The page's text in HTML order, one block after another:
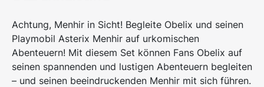
Achtung, Menhir in Sicht! Begleite Obelix und seinen
Playmobil Asterix Menhir auf urkomischen
Abenteuern! Mit diesem Set können Fans Obelix auf
seinen spannenden und lustigen Abenteuern begleiten
– und seinen beeindruckenden Menhir mit sich führen.